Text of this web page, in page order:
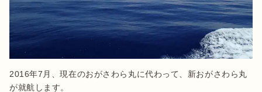
2016年7月、現在のおがさわら丸に代わって、新おがさわら丸
が就航します。